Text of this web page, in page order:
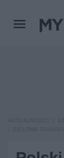
Menu główne